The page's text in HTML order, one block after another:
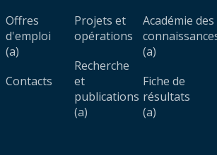
Offres
d'emploi
(a)
Contacts
Projets et
opérations
Recherche
et
publications
(a)
Académie des
(a)
Fiche de
résultats
(a)